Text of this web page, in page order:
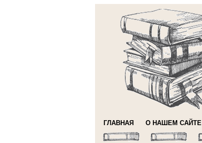
ГЛАВНАЯ О НАШЕМ САЙТЕ